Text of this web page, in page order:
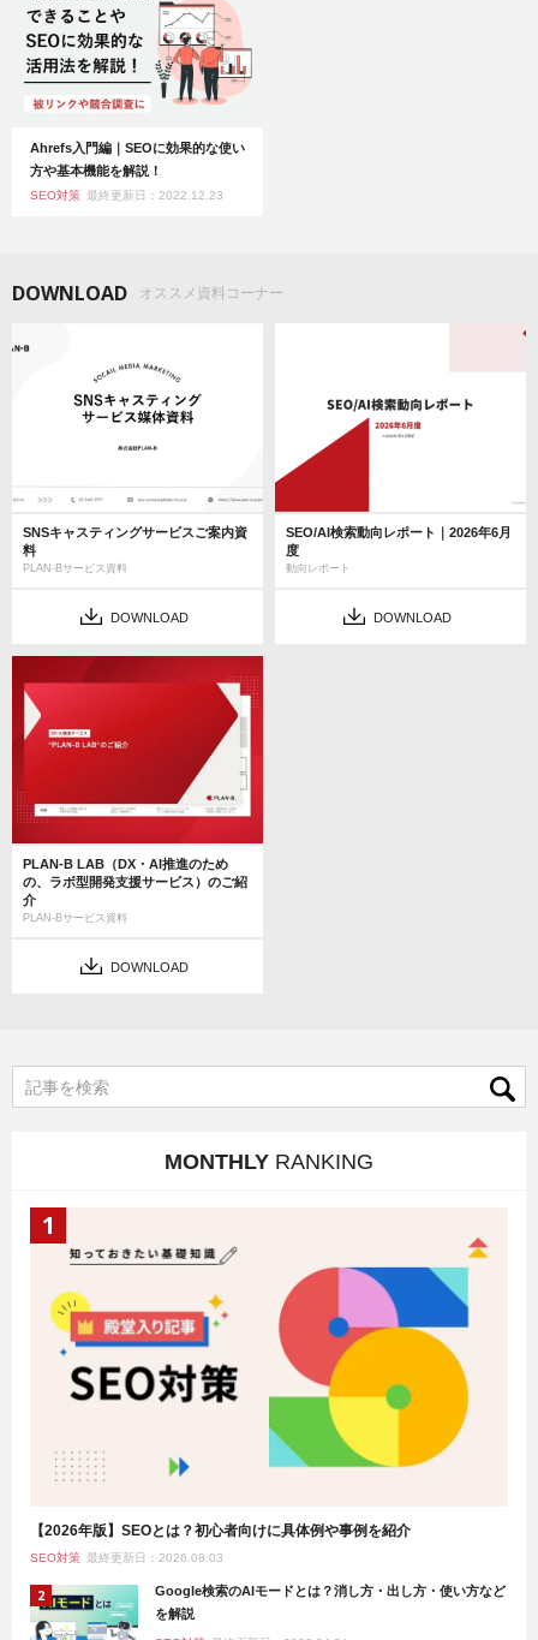
Ahrefs入門編｜SEOに効果的な使い
方や基本機能を解説！
SEO対策 最終更新日：2022.12.23
DOWNLOAD オススメ資料コーナー
SNSキャスティングサービスご案内資
料
PLAN-Bサービス資料
DOWNLOAD
SEO/AI検索動向レポート｜2026年6月
度
動向レポート
DOWNLOAD
PLAN-B LAB（DX・AI推進のため
の、ラボ型開発支援サービス）のご紹
介
PLAN-Bサービス資料
DOWNLOAD
MONTHLY RANKING
【2026年版】SEOとは？初心者向けに具体例や事例を紹介
SEO対策 最終更新日：2026.08.03
Google検索のAIモードとは？消し方・出し方・使い方など
を解説